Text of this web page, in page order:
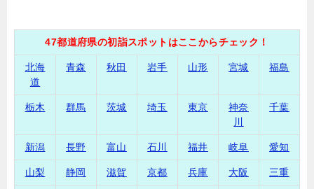
47都道府県の初詣スポットはここからチェック！
北海
道
青森 秋田 岩手 山形 宮城 福島
栃木 群馬 茨城 埼玉 東京
神奈
川
千葉
新潟 長野 富山 石川 福井 岐阜 愛知
山梨 静岡 滋賀 京都 兵庫 大阪 三重